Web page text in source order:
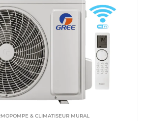
& CLIMATISEUR MURAL